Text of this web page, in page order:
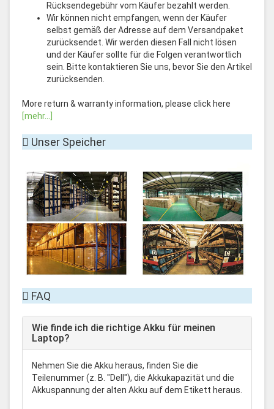
Rücksendegebühr vom Käufer bezahlt werden.
Wir können nicht empfangen, wenn der Käufer
selbst gemäß der Adresse auf dem Versandpaket
zurücksendet. Wir werden diesen Fall nicht lösen
und der Käufer sollte für die Folgen verantwortlich
sein. Bitte kontaktieren Sie uns, bevor Sie den Artikel
zurücksenden.
More return & warranty information, please click here
[mehr...]
Unser Speicher
FAQ
Wie finde ich die richtige Akku für meinen
Laptop?
Nehmen Sie die Akku heraus, finden Sie die
Teilenummer (z. B. "Dell"), die Akkukapazität und die
Akkuspannung der alten Akku auf dem Etikett heraus.